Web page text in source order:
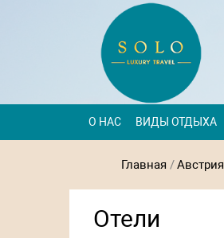
О НАС ВИДЫ ОТДЫХА
Главная /Австрия
Отели